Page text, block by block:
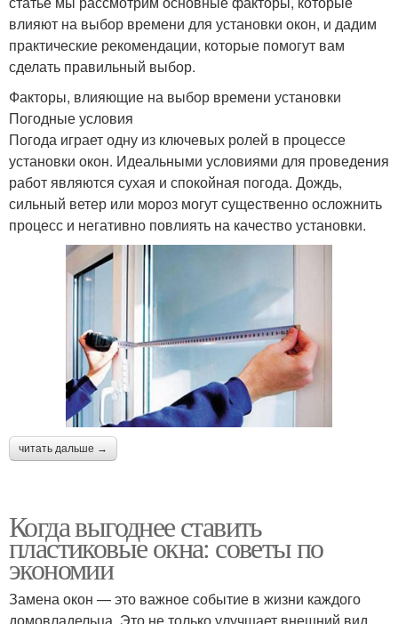
влияют на выбор времени для установки окон, и дадим
практические рекомендации, которые помогут вам
сделать правильный выбор.
Факторы, влияющие на выбор времени установки
Погодные условия
Погода играет одну из ключевых ролей в процессе
установки окон. Идеальными условиями для проведения
работ являются сухая и спокойная погода. Дождь,
сильный ветер или мороз могут существенно осложнить
процесс и негативно повлиять на качество установки.
читать дальше →
Когда выгоднее ставить
пластиковые окна: советы по
экономии
Замена окон — это важное событие в жизни каждого